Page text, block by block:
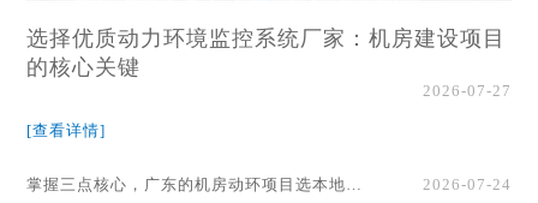
选择优质动力环境监控系统厂家：机房建设项目
的核心关键
2026-07-27
[查看详情]
掌握三点核心，广东的机房动环项目选本地厂家事半功倍！
2026-07-24